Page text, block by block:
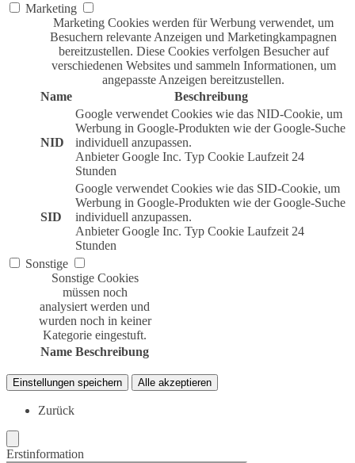
Marketing
Marketing Cookies werden für Werbung verwendet, um
Besuchern relevante Anzeigen und Marketingkampagnen
bereitzustellen. Diese Cookies verfolgen Besucher auf
verschiedenen Websites und sammeln Informationen, um
angepasste Anzeigen bereitzustellen.
Name
Beschreibung
NID
Google verwendet Cookies wie das NID-Cookie, um
Werbung in Google-Produkten wie der Google-Suche
individuell anzupassen.
Anbieter Google Inc. Typ Cookie Laufzeit 24
Stunden
SID
Google verwendet Cookies wie das SID-Cookie, um
Werbung in Google-Produkten wie der Google-Suche
individuell anzupassen.
Anbieter Google Inc. Typ Cookie Laufzeit 24
Stunden
Sonstige
Sonstige Cookies
müssen noch
analysiert werden und
wurden noch in keiner
Kategorie eingestuft.
Name Beschreibung
Einstellungen speichern Alle akzeptieren
Zurück
Erstinformation